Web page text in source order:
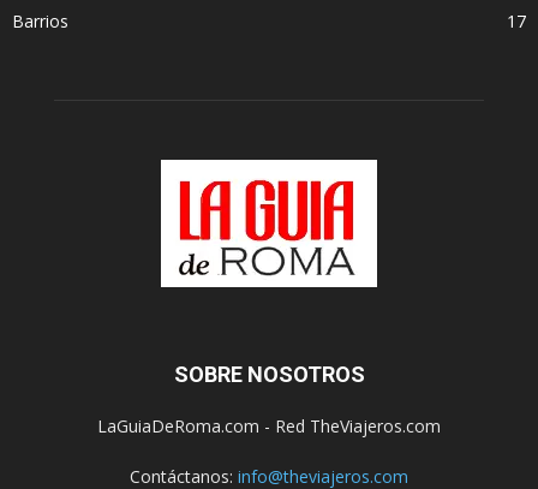
Barrios
17
SOBRE NOSOTROS
LaGuiaDeRoma.com - Red TheViajeros.com
Contáctanos: info@theviajeros.com